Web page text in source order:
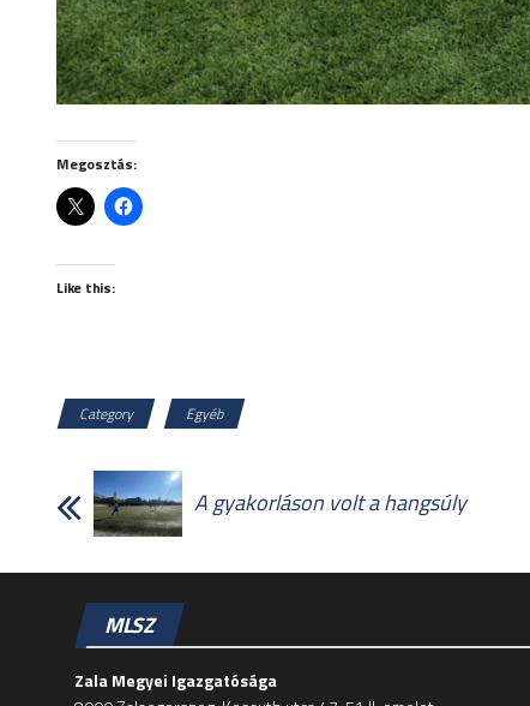
Megosztás:
Like this:
Category Egyéb
A gyakorláson volt a hangsúly
MLSZ
Zala Megyei Igazgatósága